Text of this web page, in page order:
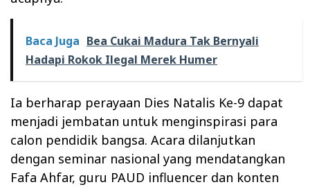
Baca Juga Bea Cukai Madura Tak Bernyali
Hadapi Rokok Ilegal Merek Humer
Ia berharap perayaan Dies Natalis Ke-9 dapat
menjadi jembatan untuk menginspirasi para
calon pendidik bangsa. Acara dilanjutkan
dengan seminar nasional yang mendatangkan
Fafa Ahfar, guru PAUD influencer dan konten